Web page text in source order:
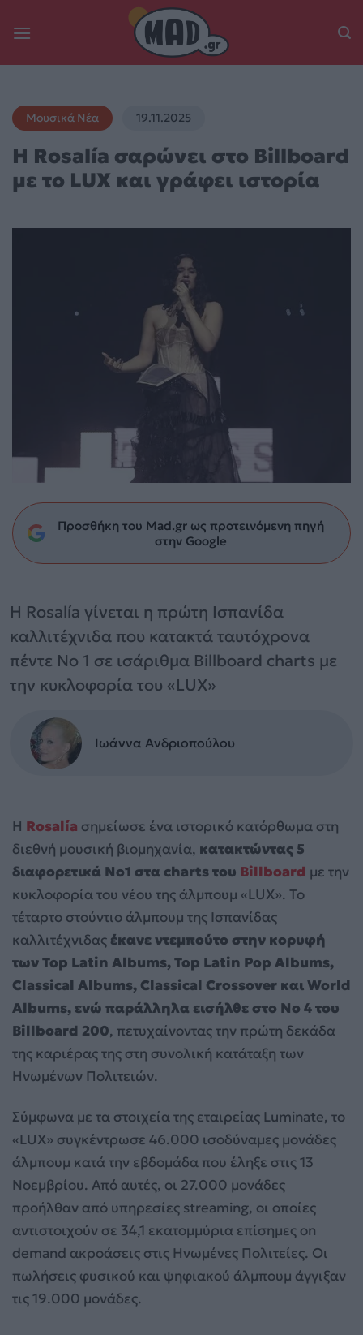
Μουσικά Νέα 19.11.2025
Η Rosalía σαρώνει στο Billboard
με το LUX και γράφει ιστορία
Προσθήκη του Mad.gr ως προτεινόμενη πηγή
στην Google
Η Rosalía γίνεται η πρώτη Ισπανίδα
καλλιτέχνιδα που κατακτά ταυτόχρονα
πέντε Νο 1 σε ισάριθμα Billboard charts με
την κυκλοφορία του «LUX»
Ιωάννα Ανδριοπούλου
Η Rosalía σημείωσε ένα ιστορικό κατόρθωμα στη
διεθνή μουσική βιομηχανία, κατακτώντας 5
διαφορετικά Νο1 στα charts του Billboard με την
κυκλοφορία του νέου της άλμπουμ «LUX». Το
τέταρτο στούντιο άλμπουμ της Ισπανίδας
καλλιτέχνιδας έκανε ντεμπούτο στην κορυφή
των Top Latin Albums, Top Latin Pop Albums,
Classical Albums, Classical Crossover και World
Albums, ενώ παράλληλα εισήλθε στο Νο 4 του
Billboard 200, πετυχαίνοντας την πρώτη δεκάδα
της καριέρας της στη συνολική κατάταξη των
Ηνωμένων Πολιτειών.
Σύμφωνα με τα στοιχεία της εταιρείας Luminate, το
«LUX» συγκέντρωσε 46.000 ισοδύναμες μονάδες
άλμπουμ κατά την εβδομάδα που έληξε στις 13
Νοεμβρίου. Από αυτές, οι 27.000 μονάδες
προήλθαν από υπηρεσίες streaming, οι οποίες
αντιστοιχούν σε 34,1 εκατομμύρια επίσημες on
demand ακροάσεις στις Ηνωμένες Πολιτείες. Οι
πωλήσεις φυσικού και ψηφιακού άλμπουμ άγγιξαν
τις 19.000 μονάδες.